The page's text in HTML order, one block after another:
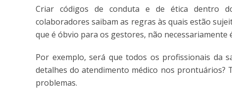
Criar códigos de conduta e de ética dentro
colaboradores saibam as regras às quais estão
que é óbvio para os gestores, não necessariamente
Por exemplo, será que todos os profissionais da
detalhes do atendimento médico nos prontuários?
problemas.